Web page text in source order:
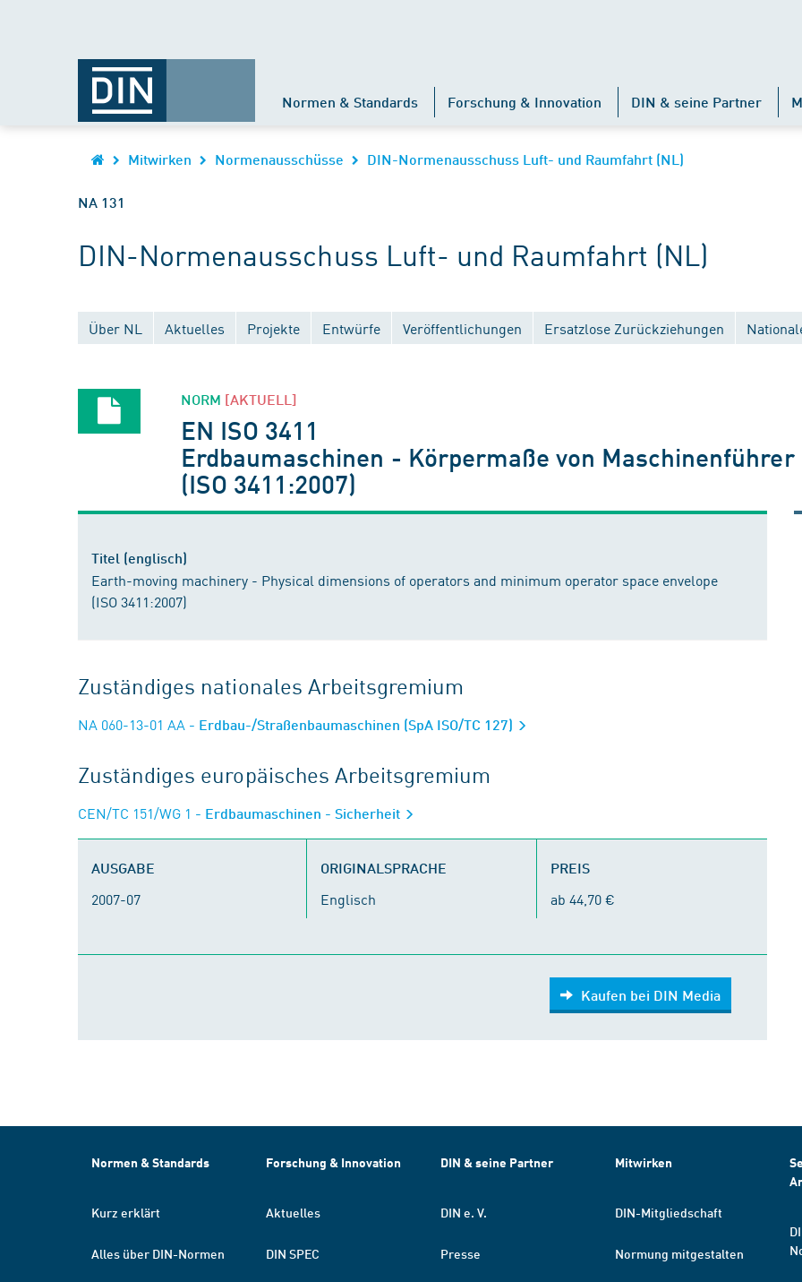
Normen & Standards Forschung & Innovation DIN & seine Partner
Mitwirken Normenausschüsse DIN-Normenausschuss Luft- und Raumfahrt (NL)
NA 131
DIN-Normenausschuss Luft- und Raumfahrt (NL)
Über NL Aktuelles Projekte Entwürfe Veröffentlichungen Ersatzlose Zurückziehungen
NORM [AKTUELL]
EN ISO 3411
Erdbaumaschinen - Körpermaße von
(ISO 3411:2007)
Titel (englisch)
Earth-moving machinery - Physical dimensions of operators and minimum operator space envelope
(ISO 3411:2007)
Zuständiges nationales Arbeitsgremium
NA 060-13-01 AA - Erdbau-/Straßenbaumaschinen (SpA ISO/TC 127)
Zuständiges europäisches Arbeitsgremium
CEN/TC 151/WG 1 - Erdbaumaschinen - Sicherheit
AUSGABE
2007-07
ORIGINALSPRACHE
Englisch
PREIS
ab 44,70 €
Kaufen bei DIN Media
Normen & Standards
Kurz erklärt
Alles über DIN-Normen
Forschung & Innovation
Aktuelles
DIN SPEC
DIN & seine Partner
DIN e. V.
Presse
Mitwirken
DIN-Mitgliedschaft
Normung mitgestalten